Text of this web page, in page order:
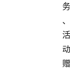
务
、
活
动
赠